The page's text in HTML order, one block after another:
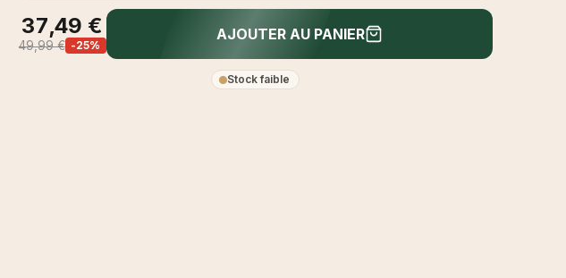
37,49 €
49,99 € -25%
AJOUTER AU PANIER
Stock faible